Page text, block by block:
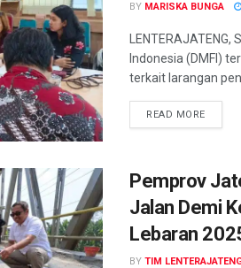
BY MARISKA BUNGA
LENTERAJATENG,
Indonesia (DMFI)
terkait larangan
READ MOREDETAILS
Pemprov
Jalan Demi
Lebaran
BY TIM